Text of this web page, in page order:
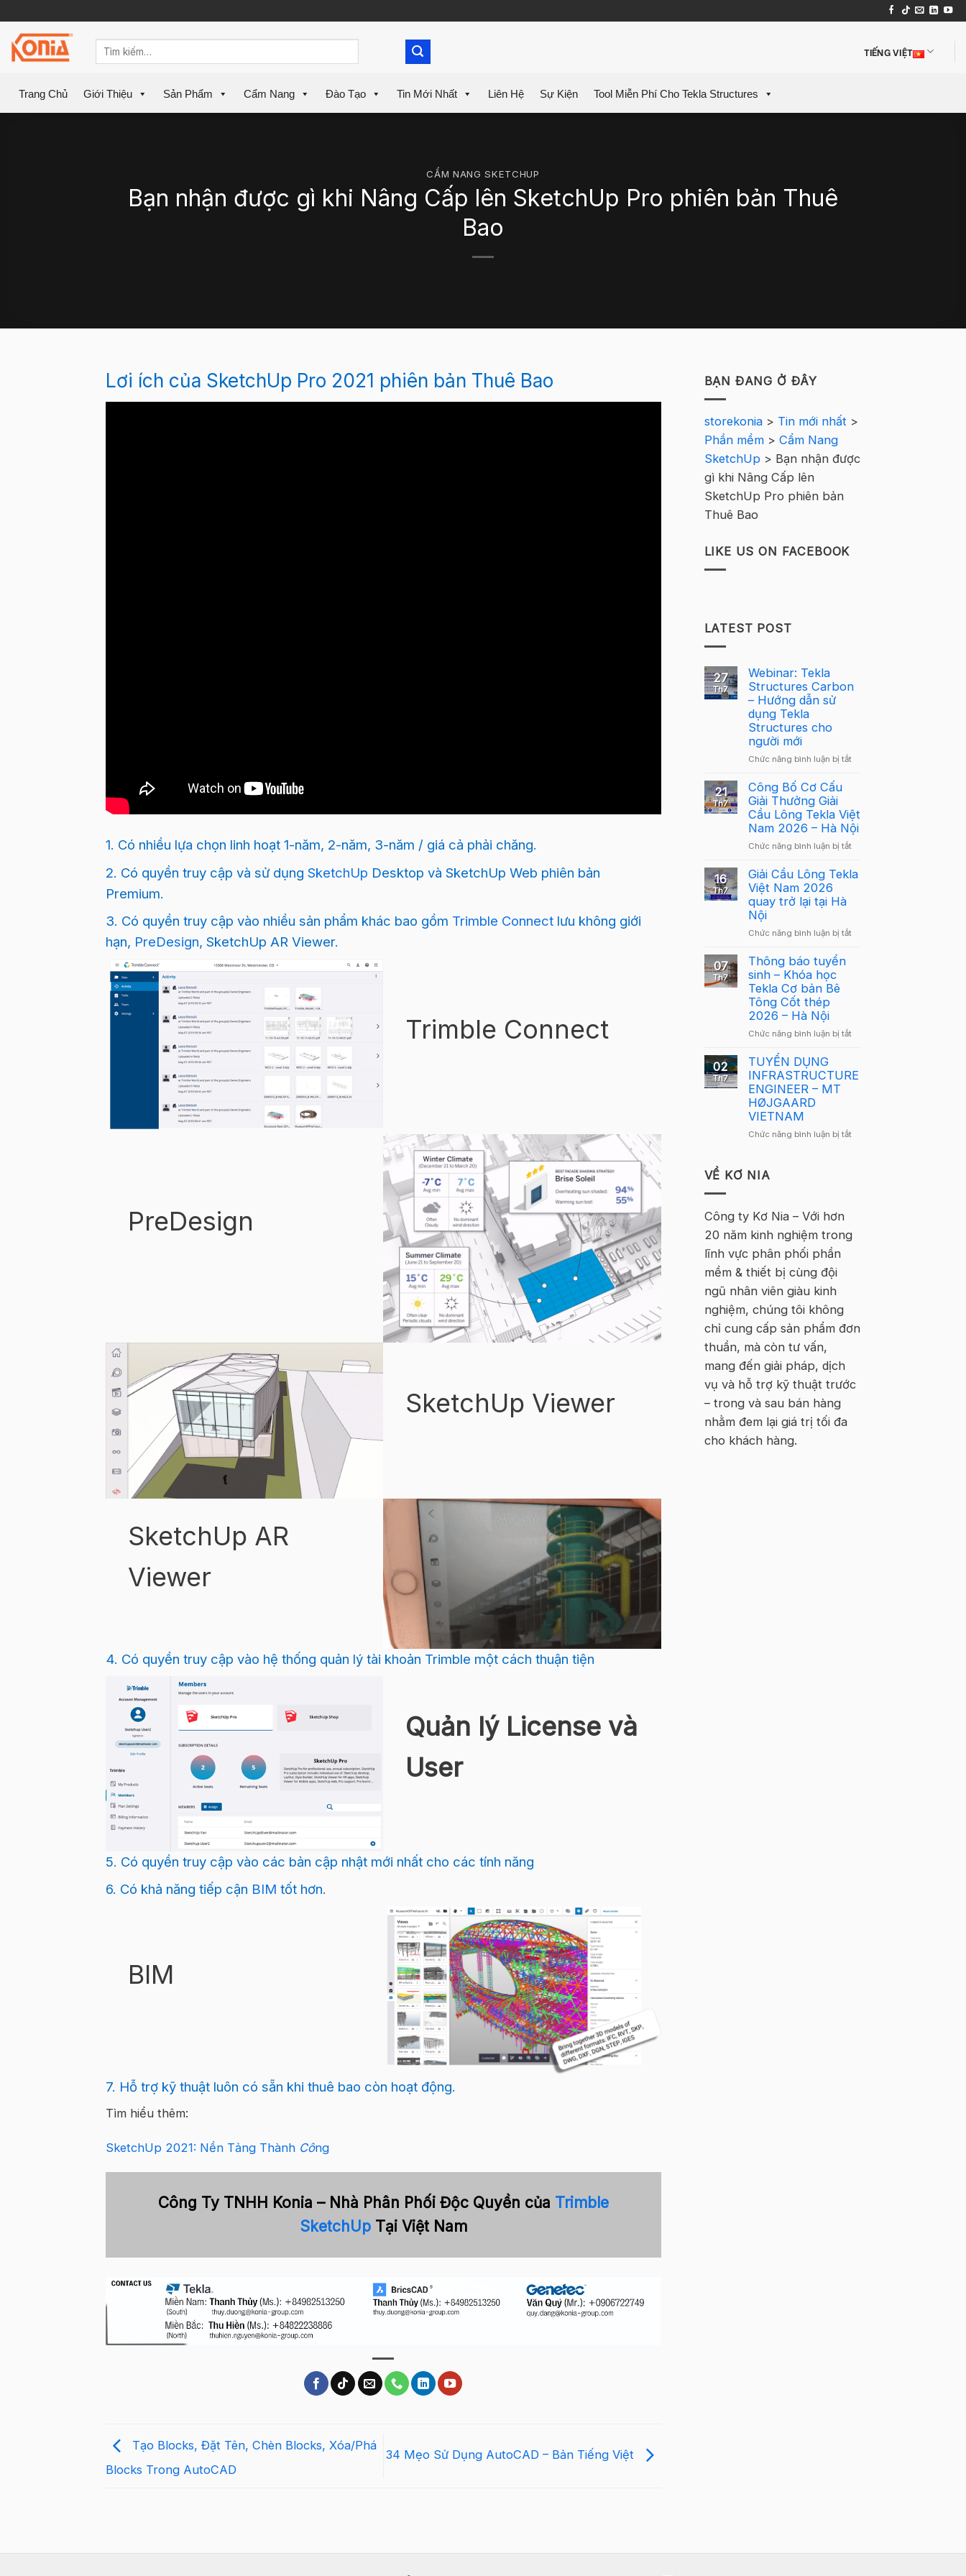
content
TIẾNG VIỆT
Trang Chủ Giới Thiệu Sản Phẩm Cẩm Nang Đào Tạo Tin Mới Nhất Liên Hệ Sự Kiện Tool Miễn Phí Cho Tekla Structures
CẨM NANG SKETCHUP
Bạn nhận được gì khi Nâng Cấp lên SketchUp Pro phiên bản Thuê
Bao
Lơi ích của SketchUp Pro 2021 phiên bản Thuê Bao
1. Có nhiều lựa chọn linh hoạt 1-năm, 2-năm, 3-năm / giá cả phải chăng.
2. Có quyền truy cập và sử dụng SketchUp Desktop và SketchUp Web phiên bản
Premium.
3. Có quyền truy cập vào nhiều sản phẩm khác bao gồm Trimble Connect lưu không giới
hạn, PreDesign, SketchUp AR Viewer.
Trimble Connect
PreDesign
SketchUp Viewer
SketchUp AR
Viewer
4. Có quyền truy cập vào hệ thống quản lý tài khoản Trimble một cách thuận tiện
Quản lý License và
User
5. Có quyền truy cập vào các bản cập nhật mới nhất cho các tính năng
6. Có khả năng tiếp cận BIM tốt hơn.
BIM
7. Hỗ trợ kỹ thuật luôn có sẵn khi thuê bao còn hoạt động.
Tìm hiểu thêm:
SketchUp 2021: Nền Tảng Thành Công
Công Ty TNHH Konia – Nhà Phân Phối Độc Quyền của Trimble
SketchUpTại Việt Nam
Tạo Blocks, Đặt Tên, Chèn Blocks, Xóa/Phá
Blocks Trong AutoCAD
34 Mẹo Sử Dụng AutoCAD – Bản Tiếng Việt
BẠN ĐANG Ở ĐÂY
storekonia> Tin mới nhất>
Phần mềm> Cẩm Nang
SketchUp> Bạn nhận được
gì khi Nâng Cấp lên
SketchUp Pro phiên bản
Thuê Bao
LIKE US ON FACEBOOK
LATEST POST
27
Th7
Webinar: Tekla
Structures Carbon
– Hướng dẫn sử
dụng Tekla
Structures cho
người mới
Chức năng bình luận bị tắtở
Carbon
–
Hướng
dẫn
dụng
21
Th7
Công Bố Cơ Cấu
Giải Thưởng Giải
Cầu Lông Tekla Việt
Nam 2026 – Hà Nội
Chức năng bình luận bị tắtở
Bố
Giải
Hà
16
Th7
Giải Cầu Lông Tekla
Việt Nam 2026
quay trở lại tại Hà
Nội
Chức năng bình luận bị tắtở
quay
tại
07
Th7
Thông báo tuyển
sinh – Khóa học
Tekla Cơ bản Bê
Tông Cốt thép
2026 – Hà Nội
Chức năng bình luận bị tắtở
tuyển
Tekla
–
02
Th7
TUYỂN DỤNG
INFRASTRUCTURE
ENGINEER – MT
HØJGAARD
VIETNAM
Chức năng bình luận bị tắtở
VIETNAM
VỀ KƠ NIA
Công ty Kơ Nia – Với hơn
20 năm kinh nghiệm trong
lĩnh vực phân phối phần
mềm & thiết bị cùng đội
ngũ nhân viên giàu kinh
nghiệm, chúng tôi không
chỉ cung cấp sản phẩm đơn
thuần, mà còn tư vấn,
mang đến giải pháp, dịch
vụ và hỗ trợ kỹ thuật trước
– trong và sau bán hàng
nhằm đem lại giá trị tối đa
cho khách hàng.